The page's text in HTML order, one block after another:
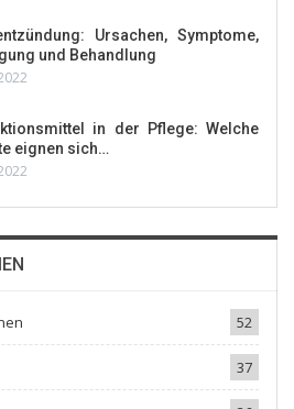
Ursachen, Symptome,
und Behandlung
in der Pflege: Welche
eignen sich…
52
37